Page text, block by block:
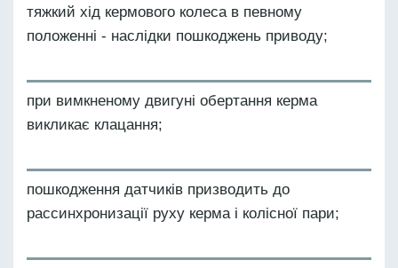
тяжкий хід кермового колеса в певному
положенні - наслідки пошкоджень приводу;
при вимкненому двигуні обертання керма
викликає клацання;
пошкодження датчиків призводить до
рассинхронизації руху керма і колісної пари;